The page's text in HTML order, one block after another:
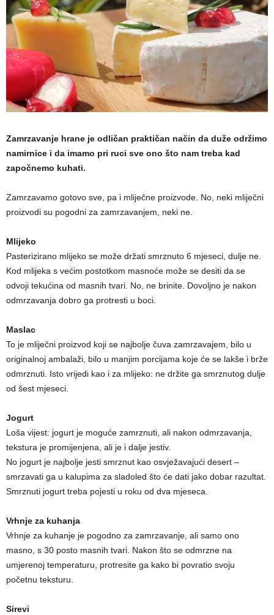
Zamrzavanje hrane je odličan praktičan način da duže održimo
namirnice i da imamo pri ruci sve ono što nam treba kad
započnemo kuhati.
Zamrzavamo gotovo sve, pa i mliječne proizvode. No, neki mliječni
proizvodi su pogodni za zamrzavanjem, neki ne.
Mlijeko
Pasterizirano mlijeko se može držati smrznuto 6 mjeseci, dulje ne.
Kod mlijeka s većim postotkom masnoće može se desiti da se
odvoji tekućina od masnih tvari. No, ne brinite. Dovoljno je nakon
odmrzavanja dobro ga protresti u boci.
Maslac
To je mliječni proizvod koji se najbolje čuva zamrzavajem, bilo u
originalnoj ambalaži, bilo u manjim porcijama koje će se lakše i brže
odmrznuti. Isto vrijedi kao i za mlijeko: ne držite ga smrznutog dulje
od šest mjeseci.
Jogurt
Loša vijest: jogurt je moguće zamrznuti, ali nakon odmrzavanja,
tekstura je promijenjena, ali je i dalje jestiv.
No jogurt je najbolje jesti smrznut kao osvježavajući desert –
smrzavati ga u kalupima za sladoled što će dati jako dobar razultat.
Smrznuti jogurt treba pojesti u roku od dva mjeseca.
Vrhnje za kuhanja
Vrhnje za kuhanje je pogodno za zamrzavanje, ali samo ono
masno, s 30 posto masnih tvari. Nakon što se odmrzne na
umjerenoj temperaturu, protresite ga kako bi povratio svoju
početnu teksturu.
Sirevi